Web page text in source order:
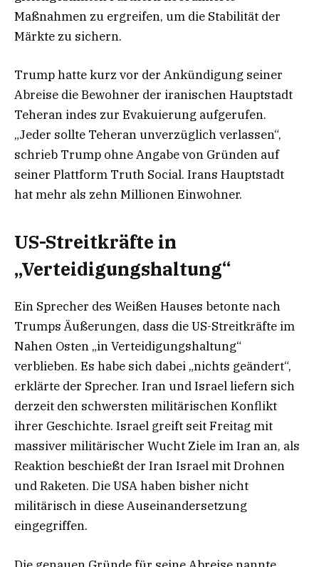
Maßnahmen zu ergreifen, um die Stabilität der
Märkte zu sichern.
Trump hatte kurz vor der Ankündigung seiner
Abreise die Bewohner der iranischen Hauptstadt
Teheran indes zur Evakuierung aufgerufen.
„Jeder sollte Teheran unverzüglich verlassen“,
schrieb Trump ohne Angabe von Gründen auf
seiner Plattform Truth Social. Irans Hauptstadt
hat mehr als zehn Millionen Einwohner.
US-Streitkräfte in
„Verteidigungshaltung“
Ein Sprecher des Weißen Hauses betonte nach
Trumps Äußerungen, dass die US-Streitkräfte im
Nahen Osten „in Verteidigungshaltung“
verblieben. Es habe sich dabei „nichts geändert“,
erklärte der Sprecher. Iran und Israel liefern sich
derzeit den schwersten militärischen Konflikt
ihrer Geschichte. Israel greift seit Freitag mit
massiver militärischer Wucht Ziele im Iran an, als
Reaktion beschießt der Iran Israel mit Drohnen
und Raketen. Die USA haben bisher nicht
militärisch in diese Auseinandersetzung
eingegriffen.